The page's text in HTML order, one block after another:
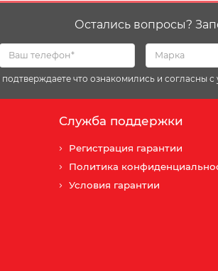
Остались вопросы?
что ознакомились и согласны
Служба поддержки
Регистрация гарантии
Политика
Условия гарантии